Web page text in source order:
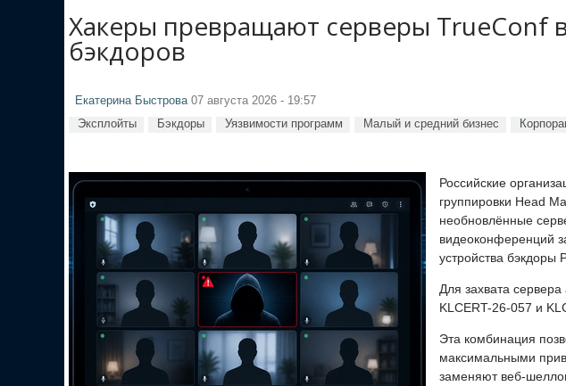
Хакеры превращают серверы TrueConf
бэкдоров
Екатерина Быстрова 07 августа 2026 - 19:57
Эксплойты Бэкдоры Уязвимости программ Малый и средний бизнес
Российские
группировки Head
необновлённые
видеоконференций
устройства бэкдоры
Для захвата
KLCERT-26-057 и
Эта комбинация
максимальными
заменяют веб-